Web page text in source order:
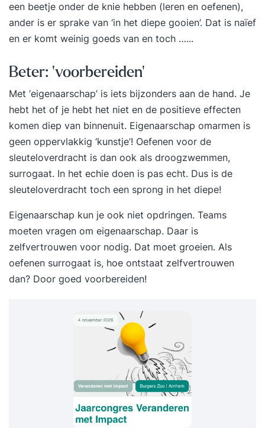
een beetje onder de knie hebben (leren en oefenen),
ander is er sprake van ‘in het diepe gooien’. Dat is naïef
en er komt weinig goeds van en toch …...
Beter: ‘voorbereiden’
Met ‘eigenaarschap’ is iets bijzonders aan de hand. Je
hebt het of je hebt het niet en de positieve effecten
komen diep van binnenuit. Eigenaarschap omarmen is
geen oppervlakkig ‘kunstje’! Oefenen voor de
sleuteloverdracht is dan ook als droogzwemmen,
surrogaat. In het echie doen is pas echt. Dus is de
sleuteloverdracht toch een sprong in het diepe!
Eigenaarschap kun je ook niet opdringen. Teams
moeten vragen om eigenaarschap. Daar is
zelfvertrouwen voor nodig. Dat moet groeien. Als
oefenen surrogaat is, hoe ontstaat zelfvertrouwen
dan? Door goed voorbereiden!